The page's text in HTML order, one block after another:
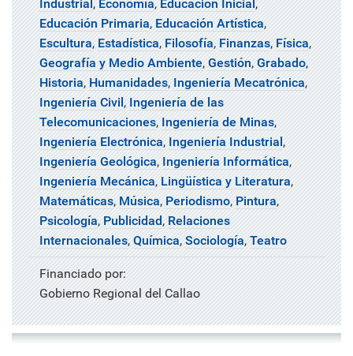
Industrial,Economía,Educación Inicial,
Educación Primaria,Educación Artística,
Escultura,Estadística,Filosofía,Finanzas,Física,
Geografía y Medio Ambiente,Gestión,Grabado,
Historia,Humanidades,Ingeniería Mecatrónica,
Ingeniería Civil,Ingeniería de las
Telecomunicaciones,Ingeniería de Minas,
Ingeniería Electrónica,Ingeniería Industrial,
Ingeniería Geológica,Ingeniería Informática,
Ingeniería Mecánica,Lingüística y Literatura,
Matemáticas,Música,Periodismo,Pintura,
Psicología,Publicidad,Relaciones
Internacionales,Química,Sociología,Teatro
Financiado por:
Gobierno Regional del Callao